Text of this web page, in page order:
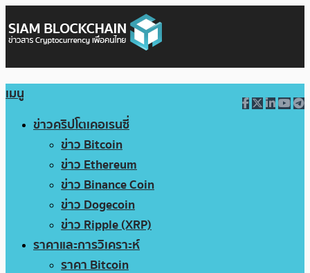
เมนู
ข่าวคริปโตเคอเรนซี่
ข่าว Bitcoin
ข่าว Ethereum
ข่าว Binance Coin
ข่าว Dogecoin
ข่าว Ripple (XRP)
ราคาและการวิเคราะห์
ราคา Bitcoin